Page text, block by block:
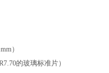
）
的玻璃标准片）